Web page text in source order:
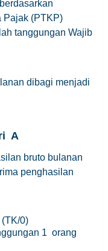
Pajak (PTKP)
tanggungan Wajib
dibagi menjadi
A
bruto bulanan
penghasilan
0)
1 orang